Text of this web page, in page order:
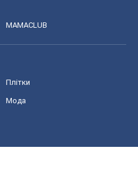
MAMACLUB
Плітки
Мода